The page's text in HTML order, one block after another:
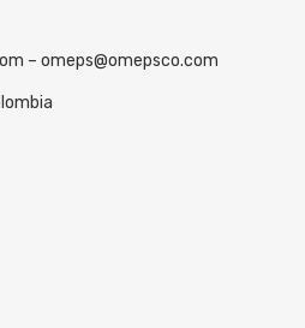
– omeps@omepsco.com